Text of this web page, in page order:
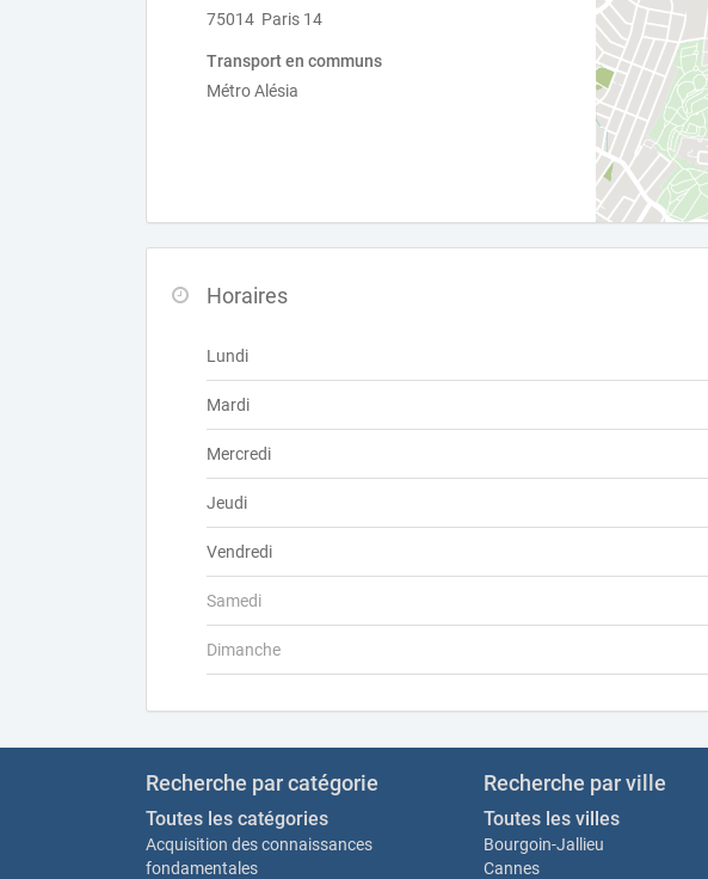
75014 Paris 14
Transport en communs
Métro Alésia
Horaires
Lundi
Mardi
Mercredi
Jeudi
Vendredi
Samedi
Dimanche
Recherche par catégorie
Toutes les catégories
Acquisition des connaissances
fondamentales
Recherche par ville
Toutes les villes
Bourgoin-Jallieu
Cannes